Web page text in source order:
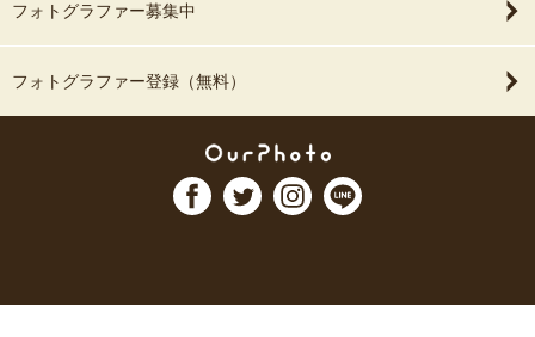
フォトグラファー募集中
フォトグラファー登録（無料）